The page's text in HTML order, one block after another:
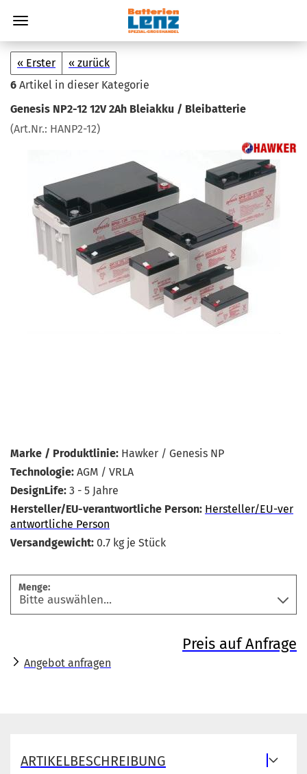
« Erster
« zurück
6 Artikel in dieser Kategorie
Ge­ne­sis NP2-​12 12V 2Ah Blei­ak­ku / Blei­bat­te­rie
(Art.Nr.: HANP2-​12)
Marke / Produktlinie: Hawker / Genesis NP
Technologie: AGM / VRLA
DesignLife: 3 - 5 Jahre
Hersteller/EU-verantwortliche Person: Hersteller/EU-ver
antwortliche Person
Versandgewicht: 0.7 kg je Stück
Menge:
Preis auf Anfrage
Angebot anfragen
ARTIKELBESCHREIBUNG